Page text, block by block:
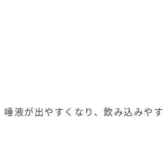
液が出やすくなり、飲み込みやす